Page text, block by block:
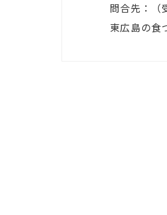
問合先：（
東広島の食